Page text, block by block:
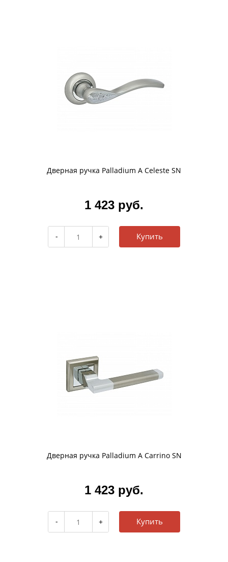
Дверная ручка Palladium A Celeste SN
1 423 руб.
Купить
Дверная ручка Palladium A Carrino SN
1 423 руб.
Купить